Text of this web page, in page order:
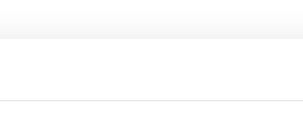
& Tourismus